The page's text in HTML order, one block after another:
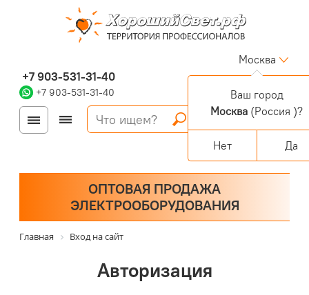
+7 903-531-31-40
+7 903-531-31-40
Москва
Войти
Регистрация
Корзина
0 позиций
Персональный раздел
ОПТОВАЯ ПРОДАЖА
ЭЛЕКТРООБОРУДОВАНИЯ
Главная Вход на сайт
Авторизация
Ваш город
Москва (Россия )?
Нет Да